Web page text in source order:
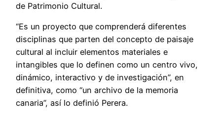
de Patrimonio Cultural.
“Es un proyecto que comprenderá diferentes
disciplinas que parten del concepto de paisaje
cultural al incluir elementos materiales e
intangibles que lo definen como un centro vivo,
dinámico, interactivo y de investigación”, en
definitiva, como “un archivo de la memoria
canaria”, así lo definió Perera.